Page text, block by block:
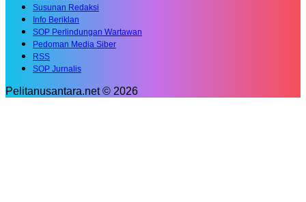
Susunan Redaksi
Info Beriklan
SOP Perlindungan Wartawan
Pedoman Media Siber
RSS
SOP Jurnalis
Pelitanusantara.net © 2026